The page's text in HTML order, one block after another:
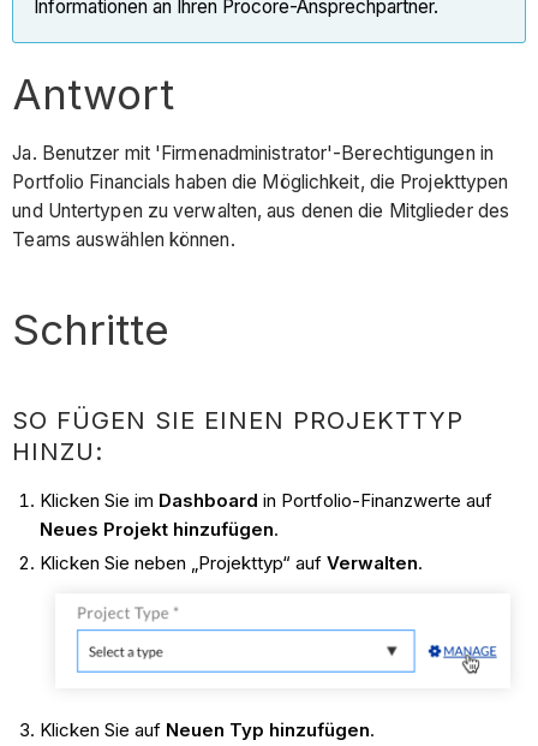
Informationen an Ihren Procore-Ansprechpartner.
Antwort
Ja. Benutzer mit 'Firmenadministrator'-Berechtigungen in
Portfolio Financials haben die Möglichkeit, die Projekttypen
und Untertypen zu verwalten, aus denen die Mitglieder des
Teams auswählen können.
Schritte
SO FÜGEN SIE EINEN PROJEKTTYP
HINZU:
Klicken Sie im Dashboard in Portfolio-Finanzwerte auf
Neues Projekt hinzufügen.
Klicken Sie neben „Projekttyp“ auf Verwalten.
Klicken Sie auf Neuen Typ hinzufügen.